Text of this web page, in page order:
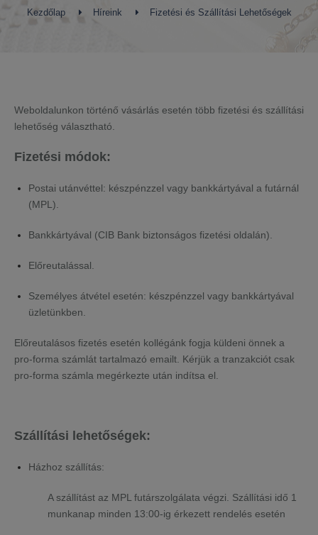
Kezdőlap Híreink Fizetési és Szállítási Lehetőségek
Weboldalunkon történő vásárlás esetén több fizetési és szállítási
lehetőség választható.
Fizetési módok:
Postai utánvéttel: készpénzzel vagy bankkártyával a futárnál
(MPL).
Bankkártyával (CIB Bank biztonságos fizetési oldalán).
Előreutalással.
Személyes átvétel esetén: készpénzzel vagy bankkártyával
üzletünkben.
Előreutalásos fizetés esetén kollégánk fogja küldeni önnek a
pro-forma számlát tartalmazó emailt. Kérjük a tranzakciót csak
pro-forma számla megérkezte után indítsa el.
Szállítási lehetőségek:
Házhoz szállítás:
A szállítást az MPL futárszolgálata végzi. Szállítási idő 1
munkanap minden 13:00-ig érkezett rendelés esetén